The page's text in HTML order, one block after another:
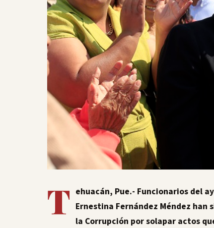
T ehuacán, Pue.- Funcionarios del
Ernestina Fernández Méndez
la Corrupción por solapar actos